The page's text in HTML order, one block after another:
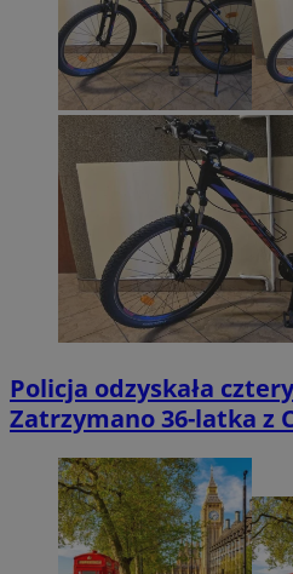
Policja odzyskała
Zatrzymano 36-latka z